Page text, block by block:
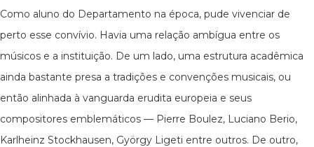
Como aluno do Departamento na época, pude vivenciar de
perto esse convívio. Havia uma relação ambígua entre os
músicos e a instituição. De um lado, uma estrutura acadêmica
ainda bastante presa a tradições e convenções musicais, ou
então alinhada à vanguarda erudita europeia e seus
compositores emblemáticos — Pierre Boulez, Luciano Berio,
Karlheinz Stockhausen, György Ligeti entre outros. De outro,